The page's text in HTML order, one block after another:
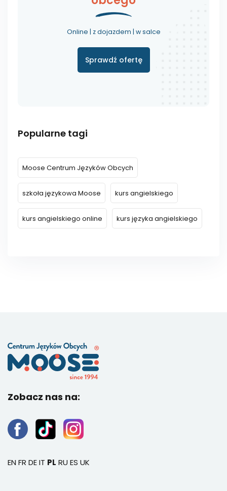
Online | z dojazdem | w salce
Sprawdź ofertę
Popularne tagi
Moose Centrum Języków Obcych
szkoła językowa Moose kurs angielskiego
kurs angielskiego online kurs języka angielskiego
Zobacz nas na:
EN FR DEIT PL RU ES UK